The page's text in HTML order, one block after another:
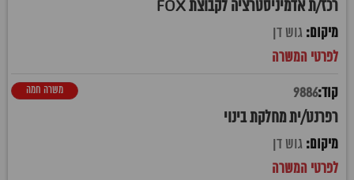
רכז/ת אדמיניסטרציה לקבוצת FOX
גוש דן
9886
רפרנט/ית מחלקת בינוי
משרה חמה
גוש דן